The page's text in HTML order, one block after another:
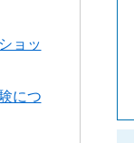
ョッ
につ